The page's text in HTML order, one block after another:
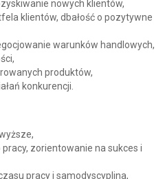
nowych klientów,
klientów, dbałość o pozytywne
warunków handlowych,
produktów,
konkurencji.
zorientowanie na sukces i
pracy i samodyscyplina,